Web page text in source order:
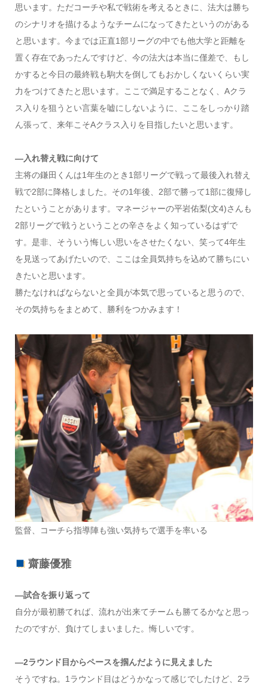
思います。ただコーチや私で戦術を考えるときに、法大は勝ち
のシナリオを描けるようなチームになってきたというのがある
と思います。今までは正直1部リーグの中でも他大学と距離を
置く存在であったんですけど、今の法大は本当に僅差で、もし
かすると今日の最終戦も駒大を倒してもおかしくないくらい実
力をつけてきたと思います。ここで満足することなく、Aクラ
ス入りを狙うとい言葉を嘘にしないように、ここをしっかり踏
ん張って、来年こそAクラス入りを目指したいと思います。
―入れ替え戦に向けて
主将の鎌田くんは1年生のとき1部リーグで戦って最後入れ替え
戦で2部に降格しました。その1年後、2部で勝って1部に復帰し
たということがあります。マネージャーの平岩佑梨(文4)さんも
2部リーグで戦うということの辛さをよく知っているはずで
す。是非、そういう悔しい思いをさせたくない、笑って4年生
を見送ってあげたいので、ここは全員気持ちを込めて勝ちにい
きたいと思います。
勝たなければならないと全員が本気で思っていると思うので、
その気持ちをまとめて、勝利をつかみます！
監督、コーチら指導陣も強い気持ちで選手を率いる
齋藤優雅
―試合を振り返って
自分が最初勝てれば、流れが出来てチームも勝てるかなと思っ
たのですが、負けてしまいました。悔しいです。
―2ラウンド目からペースを掴んだように見えました
そうですね。1ラウンド目はどうかなって感じでしたけど、2ラ